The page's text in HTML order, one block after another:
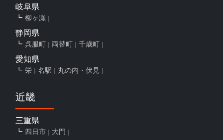
岐阜県
柳ヶ瀬
静岡県
呉服町 両替町 千歳町
愛知県
栄 名駅 丸の内・伏見
近畿
三重県
四日市 大門